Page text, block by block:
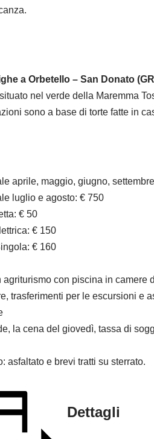
a Orbetello – San Donato
situato nel verde della Maremma
sono a base di torte fatte in
aprile, maggio, giugno,
luglio e agosto: € 750
€ 50
€ 150
€ 160
con piscina in camere
trasferimenti per le escursioni e
la cena del giovedì, tassa di
asfaltato e brevi tratti su sterrato.
Dettagli